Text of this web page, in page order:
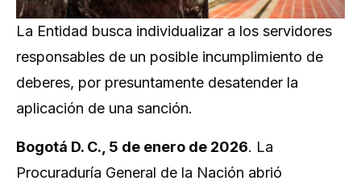
La Entidad busca individualizar a los servidores
responsables de un posible incumplimiento de
deberes, por presuntamente desatender la
aplicación de una sanción.
Bogotá D. C., 5 de enero de 2026. La
Procuraduría General de la Nación abrió